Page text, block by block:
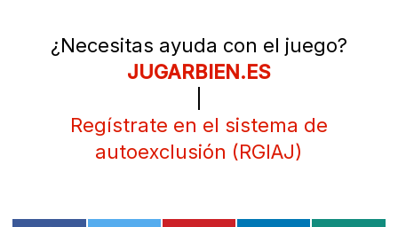
¿Necesitas ayuda con el juego?
JUGARBIEN.ES
Regístrate en el sistema de
autoexclusión (RGIAJ)